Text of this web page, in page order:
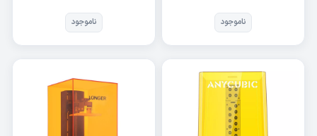
ناموجود ناموجود